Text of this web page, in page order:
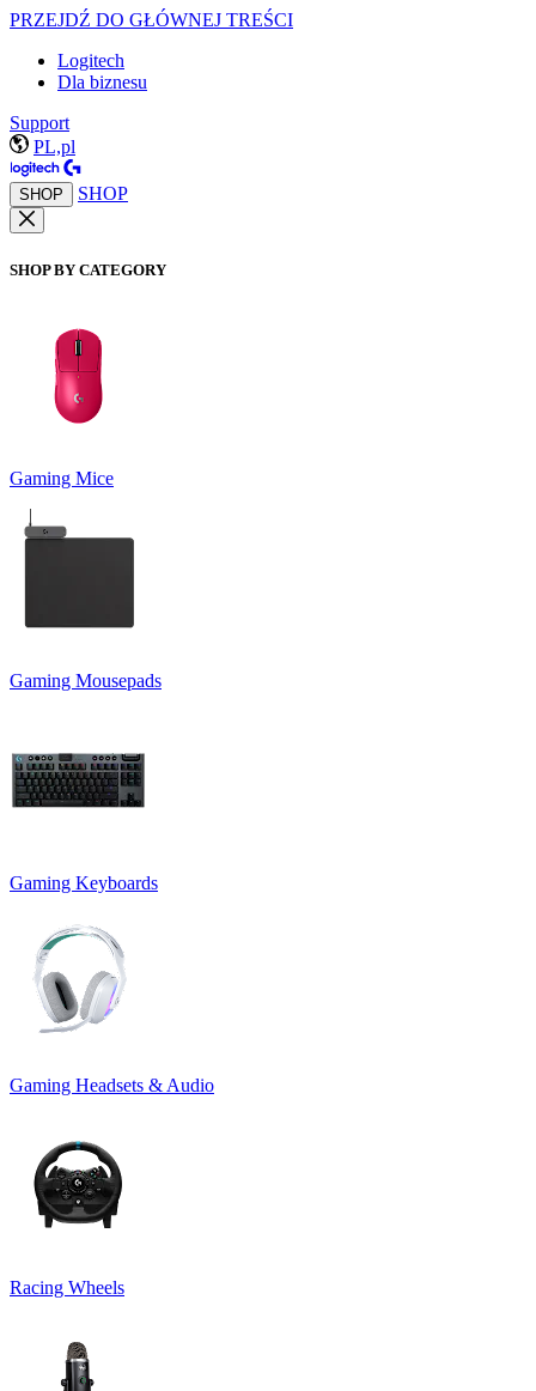
PRZEJDŹ DO GŁÓWNEJ TREŚCI
Logitech
Dla biznesu
Support
PL,pl
SHOP SHOP
SHOP BY CATEGORY
Gaming Mice
Gaming Mousepads
Gaming Keyboards
Gaming Headsets & Audio
Racing Wheels